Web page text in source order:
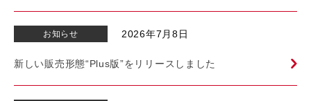
お知らせ 2026年7月8日
新しい販売形態“Plus版”をリリースしました